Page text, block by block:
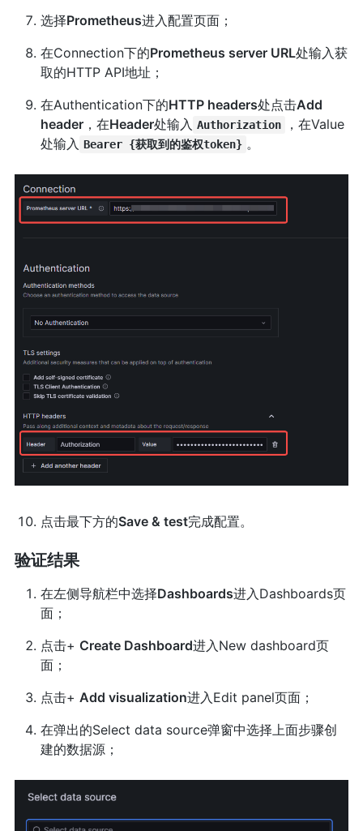
选择Prometheus进入配置页面；
在Connection下的Prometheus server URL处输入获
取的HTTP API地址；
在Authentication下的HTTP headers处点击Add
header，在Header处输入 Authorization
，在Value
处输入 Bearer {获取到的鉴权token} 。
点击最下方的Save & test完成配置。
验证结果
在左侧导航栏中选择Dashboards进入Dashboards页
面；
点击+ Create Dashboard进入New dashboard页
面；
点击+ Add visualization进入Edit panel页面；
在弹出的Select data source弹窗中选择上面步骤创
建的数据源；